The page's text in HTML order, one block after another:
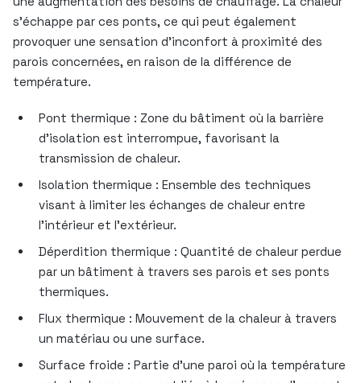
s’échappe par ces ponts, ce qui peut également
provoquer une sensation d’inconfort à proximité des
parois concernées, en raison de la différence de
température.
Pont thermique : Zone du bâtiment où la barrière
d’isolation est interrompue, favorisant la
transmission de chaleur.
Isolation thermique : Ensemble des techniques
visant à limiter les échanges de chaleur entre
l’intérieur et l’extérieur.
Déperdition thermique : Quantité de chaleur perdue
par un bâtiment à travers ses parois et ses ponts
thermiques.
Flux thermique : Mouvement de la chaleur à travers
un matériau ou une surface.
Surface froide : Partie d’une paroi où la température